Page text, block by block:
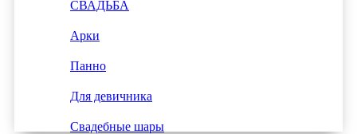
СВАДЬБА
Арки
Панно
Для девичника
Свадебные шары